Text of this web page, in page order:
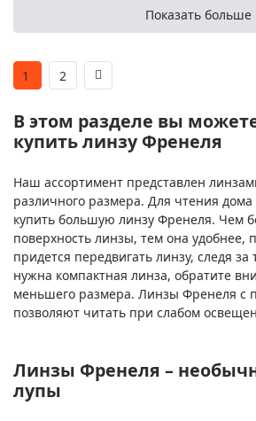
Показать больше
1 2
В этом разделе вы
купить линзу Френеля
Наш ассортимент представлен
различного размера. Для чтения
купить большую линзу Френеля. Чем
поверхность линзы, тем она удобнее,
придется передвигать линзу, следя
нужна компактная линза, обратите
меньшего размера. Линзы Френеля с
позволяют читать при слабом
Линзы Френеля –
лупы